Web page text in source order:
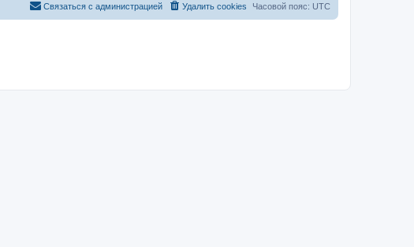
Часовой пояс: UTC
Удалить cookies
Связаться с администрацией